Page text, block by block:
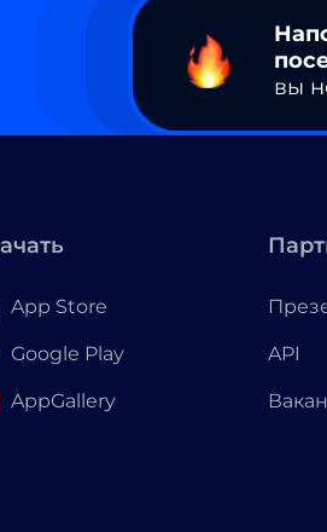
вы
App Store
Google Play
AppGallery
API